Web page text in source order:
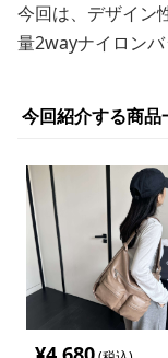
今回は、デザイン
量2wayナイロンバ
今回紹介する商品